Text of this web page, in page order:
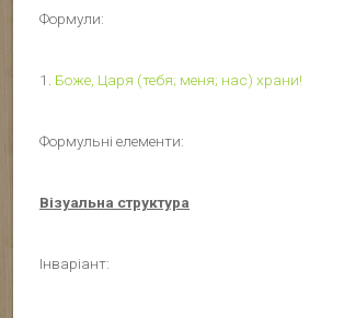
Формули:
1. Боже, Царя (тебя; меня; нас) храни!
Формульні елементи:
Візуальна структура
Інваріант: